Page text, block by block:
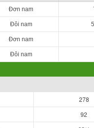
Đơn nam
Đôi nam
Đơn nam
Đôi nam
278
92